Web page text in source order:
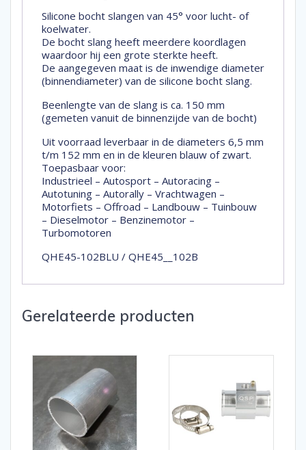
Silicone bocht slangen van 45° voor lucht- of
koelwater.
De bocht slang heeft meerdere koordlagen
waardoor hij een grote sterkte heeft.
De aangegeven maat is de inwendige diameter
(binnendiameter) van de silicone bocht slang.
Beenlengte van de slang is ca. 150 mm
(gemeten vanuit de binnenzijde van de bocht)
Uit voorraad leverbaar in de diameters 6,5 mm
t/m 152 mm en in de kleuren blauw of zwart.
Toepasbaar voor:
Industrieel – Autosport – Autoracing –
Autotuning – Autorally – Vrachtwagen –
Motorfiets – Offroad – Landbouw – Tuinbouw
– Dieselmotor – Benzinemotor –
Turbomotoren
QHE45-102BLU / QHE45__102B
Gerelateerde producten